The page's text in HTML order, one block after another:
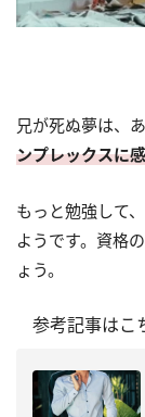
兄が死ぬ夢は、あ
ンプレックスに
もっと勉強して
ようです。資格
ょう。
参考記事は